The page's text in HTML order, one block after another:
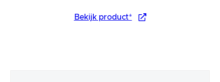
Bekijk product*